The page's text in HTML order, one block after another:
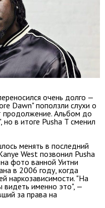
очень долго —
Dawn" поползли слухи о
продолжение. Альбом до
но в итоге Pusha T сменил
менять в последний
West позвонил Pusha
фото ванной Уитни
в 2006 году, когда
наркозависимости. "На
именно это", —
за права на